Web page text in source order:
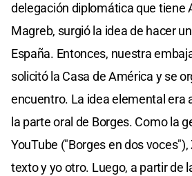
delegación diplomática que tiene
Magreb, surgió la idea de hacer
España. Entonces, nuestra
solicitó la Casa de América y se
encuentro. La idea elemental era
la parte oral de Borges. Como la
YouTube ("Borges en dos
texto y yo otro. Luego, a partir de